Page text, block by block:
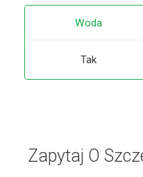
Woda
Tak
Zapytaj O